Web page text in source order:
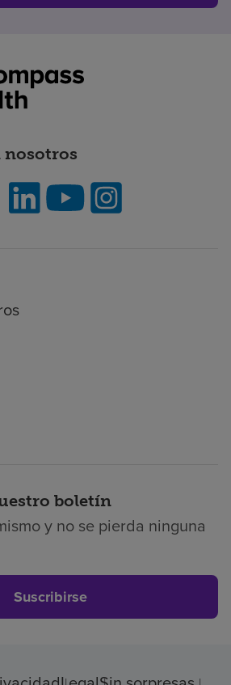
nosotros
boletín
y no se pierda ninguna
Suscribirse